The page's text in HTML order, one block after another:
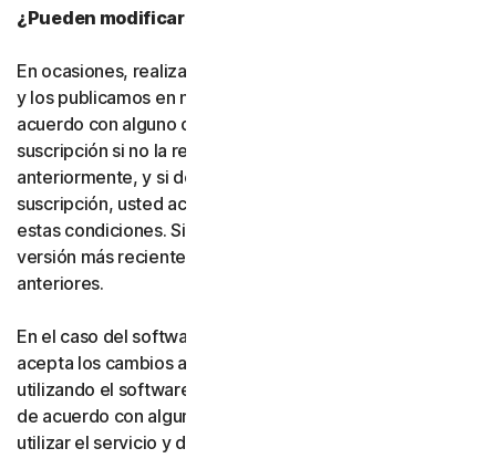
¿Pueden modificarse estas condiciones?
En ocasiones, realizamos cambios en estas condiciones
y los publicamos en nuestro sitio web. Si no está de
acuerdo con alguno de los cambios, puede no finalizar la
suscripción si no la renueva, según lo indicado
anteriormente, y si desinstala el software. Si renueva su
suscripción, usted acepta la versión más reciente de
estas condiciones. Si ha aceptado más de una versión, la
versión más reciente sustituirá a todas las versiones
anteriores.
En el caso del software y los servicios gratuitos, usted
acepta los cambios a estas condiciones al continuar
utilizando el software y los servicios gratuitos. Si no está
de acuerdo con alguno de los cambios, debe dejar de
utilizar el servicio y desinstalar el software gratuito.